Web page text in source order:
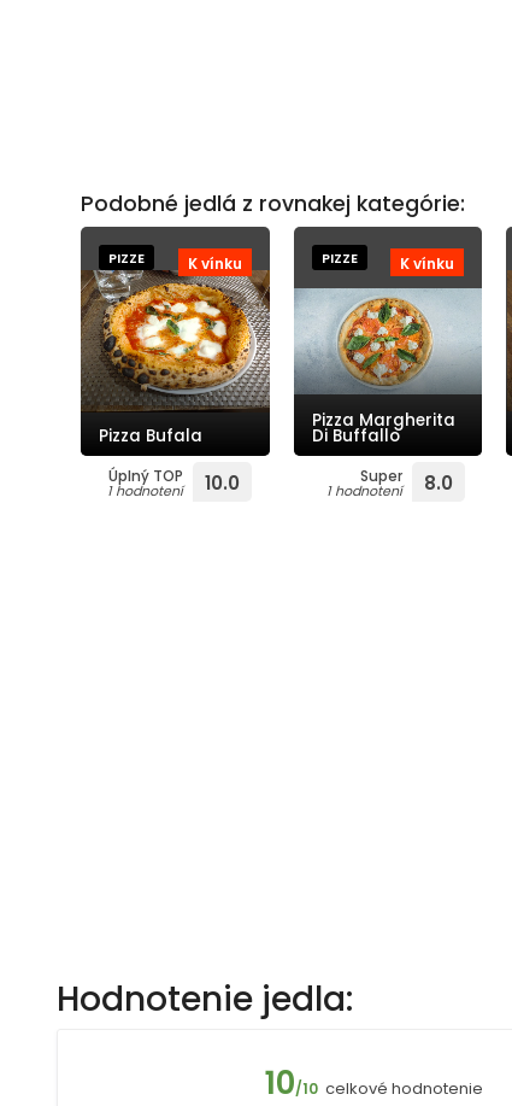
Podobné jedlá z rovnakej kategórie:
K vínku
PIZZE
Pizza Bufala
Úplný TOP
1 hodnotení 10.0
K vínku
PIZZE
Pizza Margherita
Di Buffallo
Super
1 hodnotení 8.0
Hodnotenie jedla:
10/10 celkové hodnotenie